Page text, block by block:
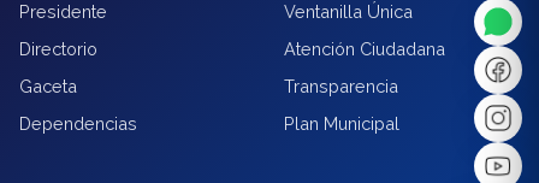
Presidente
Directorio
Gaceta
Dependencias
Ventanilla Única
Atención Ciudadana
Transparencia
Plan Municipal
❙❙